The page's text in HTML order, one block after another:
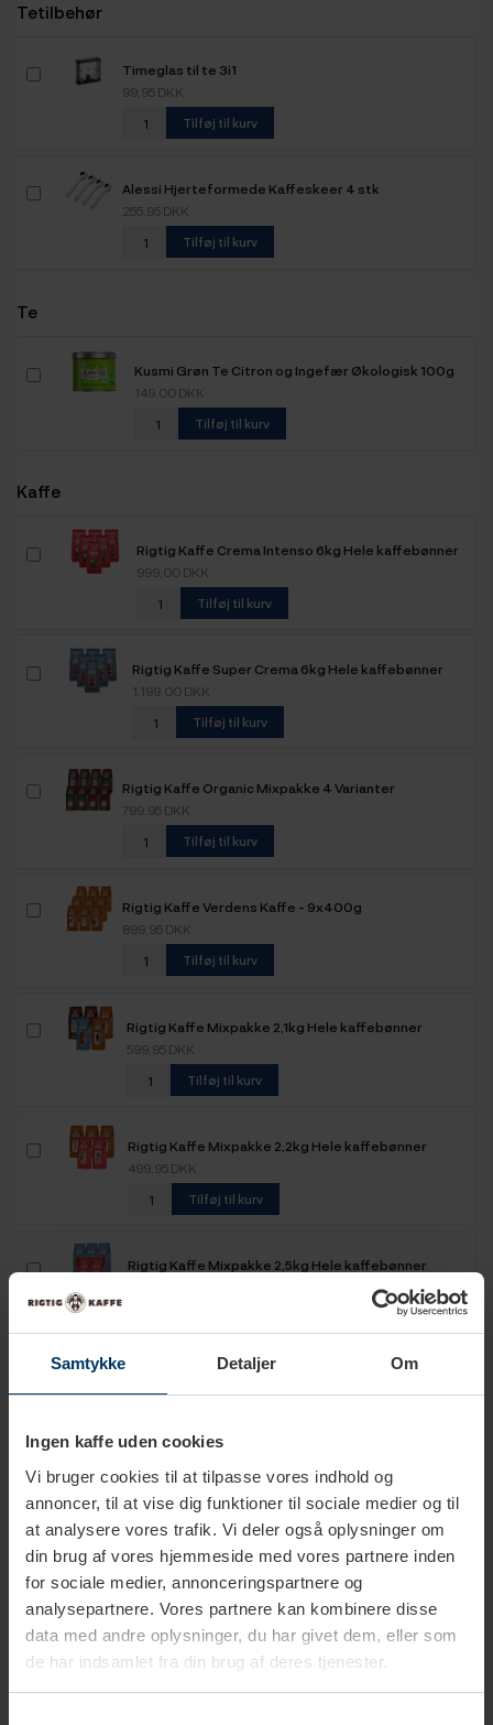
Samtykke Detaljer Om
Ingen kaffe uden cookies
Vi bruger cookies til at tilpasse vores indhold og
annoncer, til at vise dig funktioner til sociale medier og til
at analysere vores trafik. Vi deler også oplysninger om
din brug af vores hjemmeside med vores partnere inden
for sociale medier, annonceringspartnere og
analysepartnere. Vores partnere kan kombinere disse
data med andre oplysninger, du har givet dem, eller som
de har indsamlet fra din brug af deres tjenester.
Tetilbehør
Timeglas til te 3i1
99,95 DKK
Tilføj til kurv
Alessi Hjerteformede Kaffeskeer 4 stk
255,95 DKK
Tilføj til kurv
Te
Kusmi Grøn Te Citron og Ingefær Økologisk 100g
149,00 DKK
Tilføj til kurv
Kaffe
Rigtig Kaffe Crema Intenso 6kg Hele kaffebønner
999,00 DKK
Tilføj til kurv
Rigtig Kaffe Super Crema 6kg Hele kaffebønner
1.199,00 DKK
Tilføj til kurv
Rigtig Kaffe Organic Mixpakke 4 Varianter
799,95 DKK
Tilføj til kurv
Rigtig Kaffe Verdens Kaffe - 9x400g
899,95 DKK
Tilføj til kurv
Rigtig Kaffe Mixpakke 2,1kg Hele kaffebønner
599,95 DKK
Tilføj til kurv
Rigtig Kaffe Mixpakke 2,2kg Hele kaffebønner
499,95 DKK
Tilføj til kurv
Rigtig Kaffe Mixpakke 2,5kg Hele kaffebønner
Tilføj til kurv
Tekniske specifikationer